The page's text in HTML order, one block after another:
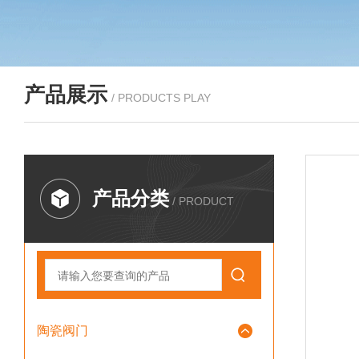
产品展示 / PRODUCTS PLAY
产品分类 / PRODUCT
陶瓷阀门